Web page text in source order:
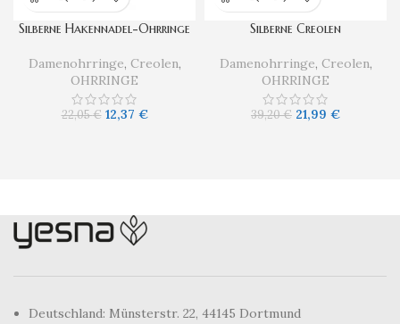
Silberne Hakennadel-Ohrringe
Damenohrringe, Creolen,
OHRRINGE
22,05€ 12,37 €
Silberne Creolen
Damenohrringe, Creolen,
OHRRINGE
39,20€ 21,99 €
Deutschland: Münsterstr. 22, 44145 Dortmund